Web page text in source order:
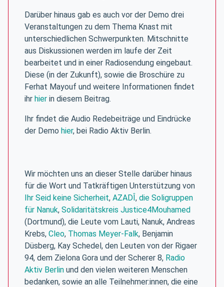
Darüber hinaus gab es auch vor der Demo drei
Veranstaltungen zu dem Thema Knast mit
unterschiedlichen Schwerpunkten. Mitschnitte
aus Diskussionen werden im laufe der Zeit
bearbeitet und in einer Radiosendung eingebaut.
Diese (in der Zukunft), sowie die Broschüre zu
Ferhat Mayouf und weitere Informationen findet
ihr hier in diesem Beitrag.
Ihr findet die Audio Redebeiträge und Eindrücke
der Demo hier, bei Radio Aktiv Berlin.
Wir möchten uns an dieser Stelle darüber hinaus
für die Wort und Tatkräftigen Unterstützung von
Ihr Seid keine Sicherheit, AZADÎ, die Soligruppen
für Nanuk, Solidaritätskreis Justice4Mouhamed
(Dortmund), die Leute vom Lauti, Nanuk, Andreas
Krebs, Cleo, Thomas Meyer-Falk, Benjamin
Düsberg, Kay Schedel, den Leuten von der Rigaer
94, dem Zielona Gora und der Scherer 8, Radio
Aktiv Berlin und den vielen weiteren Menschen
bedanken, sowie an alle Teilnehmer:innen, die eine